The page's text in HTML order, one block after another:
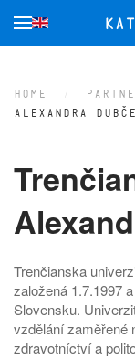
Přejít na hlavní
HOME
ALEXANDRA
Trenčianska
založená 1.7.1997
Slovensku.
vzdělání zaměřené
zdravotníctví a